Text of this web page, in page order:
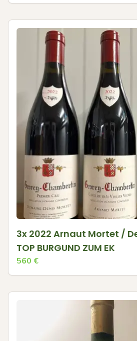
3x 2022 Arnaut Mortet /
TOP BURGUND ZUM EK
560 €